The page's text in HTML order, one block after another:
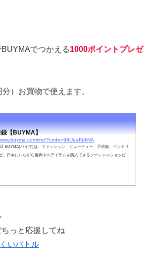
BUYMAでつかえる1000ポイントプレゼ
分）お買物で使えます。
録【BUYMA】
inv/?code=98Ueaf5/kNA
】BUYMA(バイマ)は、ファッション、ビューティー、子供服、インテリ
、日本にいながら世界中のアイテムを購入できるソーシャルショッピン
っと応援してね
いバトル